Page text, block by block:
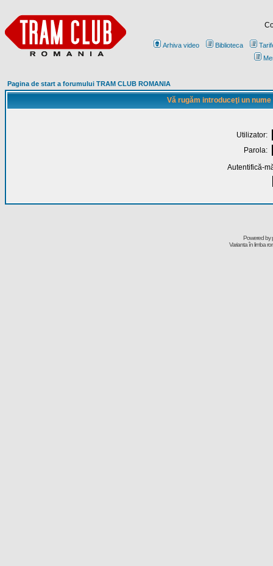
Arhiva video Biblioteca
Pagina de start a forumului TRAM CLUB ROMANIA
Vă rugăm introduceţi un
Utilizator:
Parola:
Autentifică-
Powered by
Varianta în limba